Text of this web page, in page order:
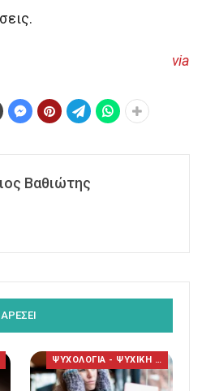
via
Βαθιώτης
ΨΥΧΟΛΟΓΙΑ - ΨΥΧΙΚΗ ΥΓΕΙΑ